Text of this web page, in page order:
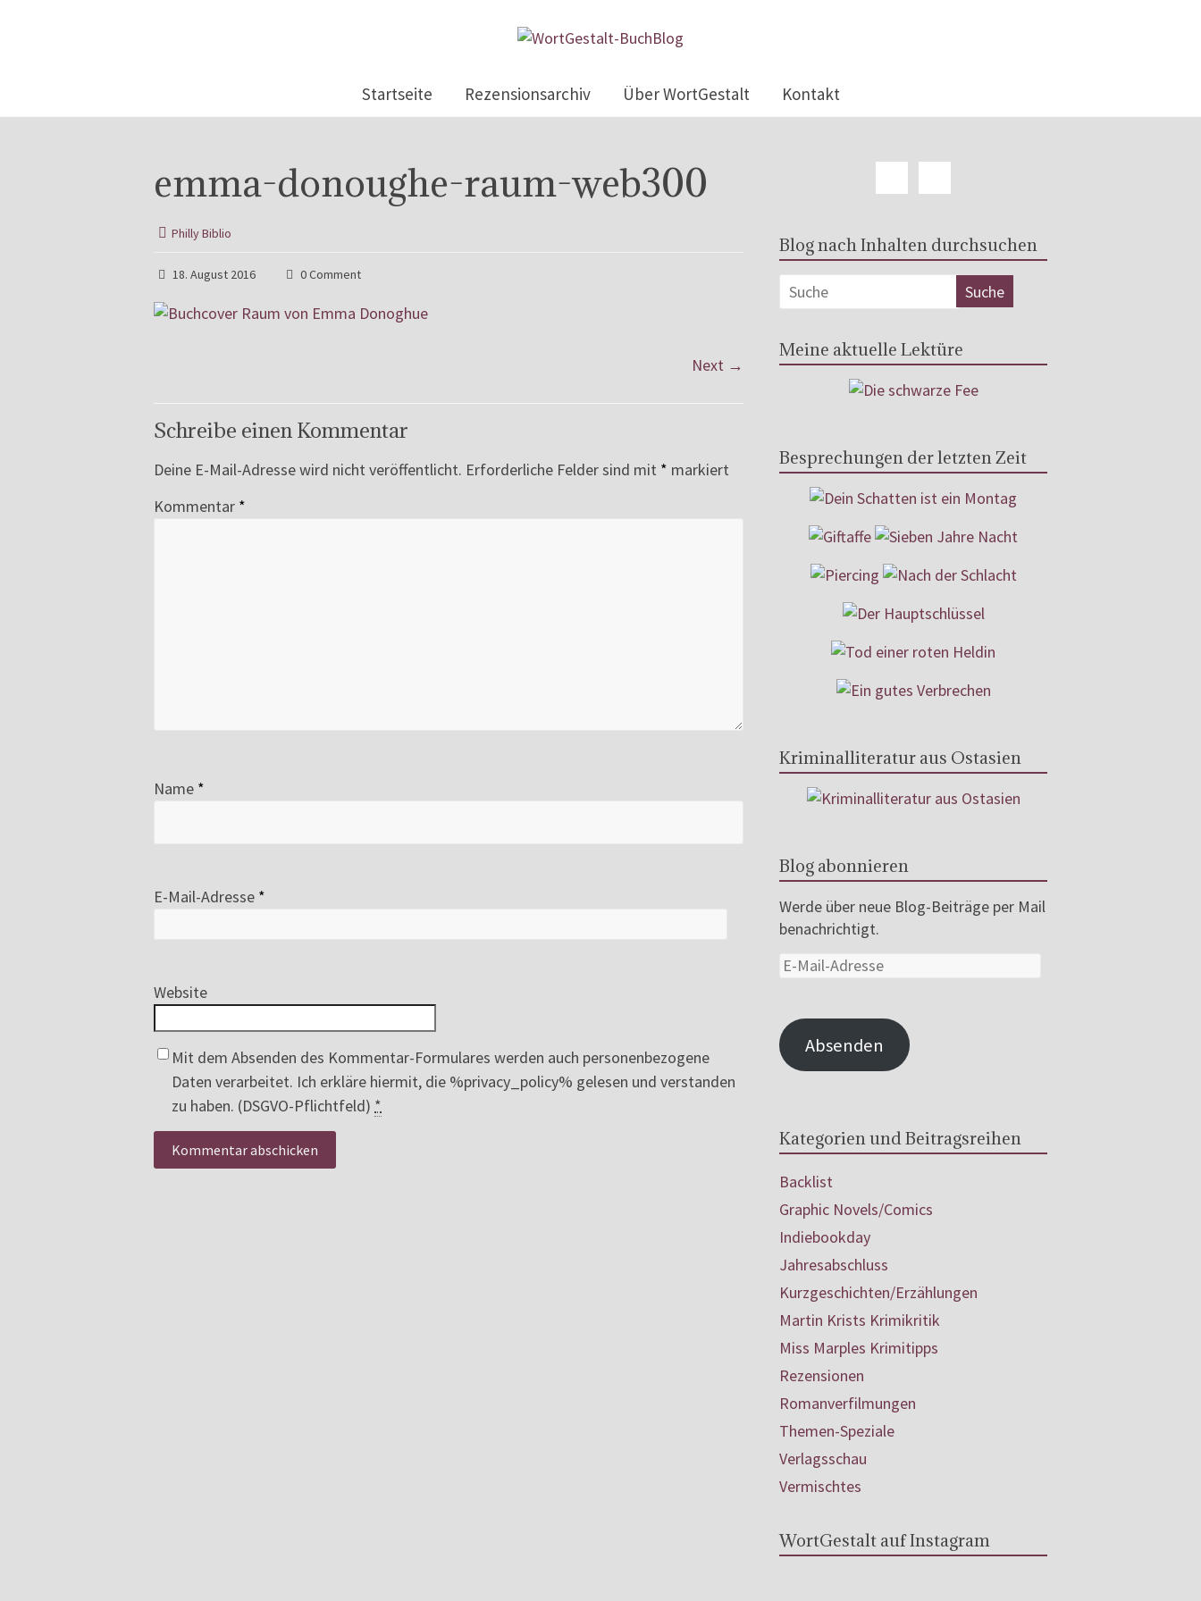
Startseite Rezensionsarchiv Über WortGestalt Kontakt
emma-donoughe-raum-web300
Philly Biblio
18. August 2016 0 Comment
Next →
Schreibe einen Kommentar
Deine E-Mail-Adresse wird nicht veröffentlicht. Erforderliche Felder sind mit * markiert
Kommentar *
Name *
E-Mail-Adresse *
Website
Mit dem Absenden des Kommentar-Formulares werden auch personenbezogene
Daten verarbeitet. Ich erkläre hiermit, die %privacy_policy% gelesen und verstanden
zu haben. (DSGVO-Pflichtfeld) *
Blog nach Inhalten durchsuchen
Meine aktuelle Lektüre
Besprechungen der letzten Zeit
Kriminalliteratur aus Ostasien
Blog abonnieren
Werde über neue Blog-Beiträge per Mail
benachrichtigt.
Absenden
Kategorien und Beitragsreihen
Backlist
Graphic Novels/Comics
Indiebookday
Jahresabschluss
Kurzgeschichten/Erzählungen
Martin Krists Krimikritik
Miss Marples Krimitipps
Rezensionen
Romanverfilmungen
Themen-Speziale
Verlagsschau
Vermischtes
WortGestalt auf Instagram